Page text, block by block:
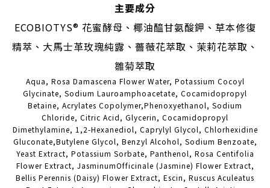
主要成分
ECOBIOTYS® 花蜜酵母、椰油醯甘氨酸鉀、草本修復
精萃、大馬士革玫瑰純露、薔薇花萃取、茉莉花萃取、
雛菊萃取
Aqua, Rosa Damascena Flower Water, Potassium Cocoyl
Glycinate, Sodium Lauroamphoacetate, Cocamidopropyl
Betaine, Acrylates Copolymer,Phenoxyethanol, Sodium
Chloride, Citric Acid, Glycerin, Cocamidopropyl
Dimethylamine, 1,2-Hexanediol, Caprylyl Glycol, Chlorhexidine
Gluconate,Butylene Glycol, Benzyl Alcohol, Sodium Benzoate,
Yeast Extract, Potassium Sorbate, Panthenol, Rosa Centifolia
Flower Extract, JasminumOfficinale (Jasmine) Flower Extract,
Bellis Perennis (Daisy) Flower Extract, Escin, Ruscus Aculeatus
立即購買